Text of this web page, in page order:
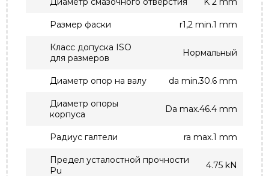
Размер фаски r1,2 min.1 mm
Класс допуска ISO
для размеров
Нормальный
Диаметр опор на валу da min.30.6 mm
Диаметр опоры
корпуса
Da max.46.4 mm
Радиус галтели ra max.1 mm
Предел усталостной прочности
Pu
4.75 kN